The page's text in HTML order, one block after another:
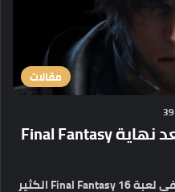
مقالات
39
أفضل 5 مهام لتكملها بعد نهاية Final Fantasy
تمتلك مهام عالم Valisthea الهائل في لعبة Final Fantasy 16 الكثير